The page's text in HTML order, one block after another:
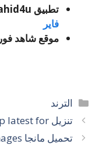
تطبيق shahid4u برابط apk للاندرويد:
فاير
موقع شاهد فور
التصنيفات
الترند
تنزيل FotoTryck Com App latest for
تحميل مانجا youngest scion of the mages